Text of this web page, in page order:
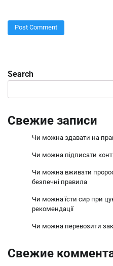
Search
Свежие записи
Чи можна здавати на
Чи можна підписати
Чи можна вживати
безпечні правила
Чи можна їсти сир при
рекомендації
Чи можна перевозити
Свежие